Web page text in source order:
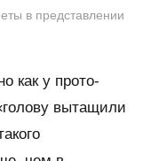
в представлении
как у прото-
вытащили